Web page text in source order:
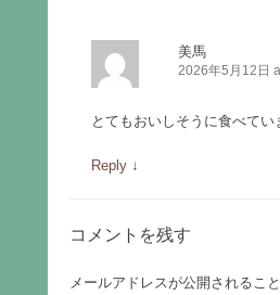
美馬
2026年5月12日
とてもおいしそうに食べてい
Reply ↓
コメントを残す
メールアドレスが公開されるこ